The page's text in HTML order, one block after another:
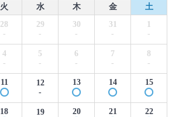
火 水 木 金
土
28
-
29
-
30
-
31
-
1
-
4
-
5
-
6
-
7
-
8
-
11
12
-
13 14 15
18
19
20 21 22